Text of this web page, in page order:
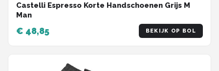
Castelli Espresso Korte Handschoenen Grijs M
Man
€ 48,85 BEKIJK OP BOL